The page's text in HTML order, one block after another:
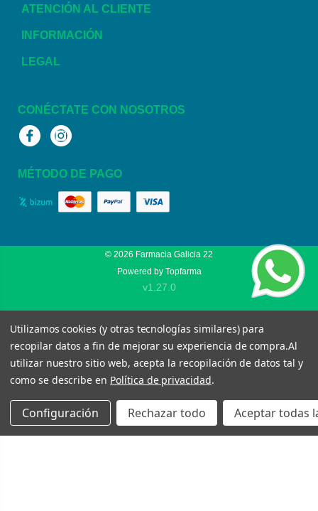
ATENCIÓN AL CLIENTE
INFORMACIÓN
LEGAL
CONÉCTATE CON NOSOTROS
FacebookInstagram
MÉTODO DE PAGO
© 2026 Farmacia Galicia 22
Powered by Topfarma
v1.27.0
Utilizamos cookies (y otras tecnologías similares) para
recopilar datos a fin de mejorar su experiencia de compra.Al
utilizar nuestro sitio web, acepta la recopilación de datos tal y
como se describe en Política de privacidad.
Configuración Rechazar todo Aceptar todas